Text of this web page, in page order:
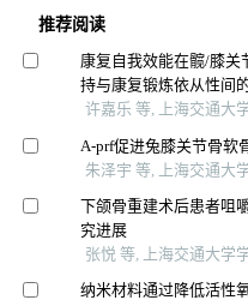
推荐阅读
康复自我效能在髋/膝关
持与康复锻炼依从性间
许嘉乐 等, 上海交通大
A-prf促进兔膝关节骨软
朱泽宇 等, 上海交通大
下颌骨重建术后患者咀
究进展
张悦 等, 上海交通大学
纳米材料通过降低活性